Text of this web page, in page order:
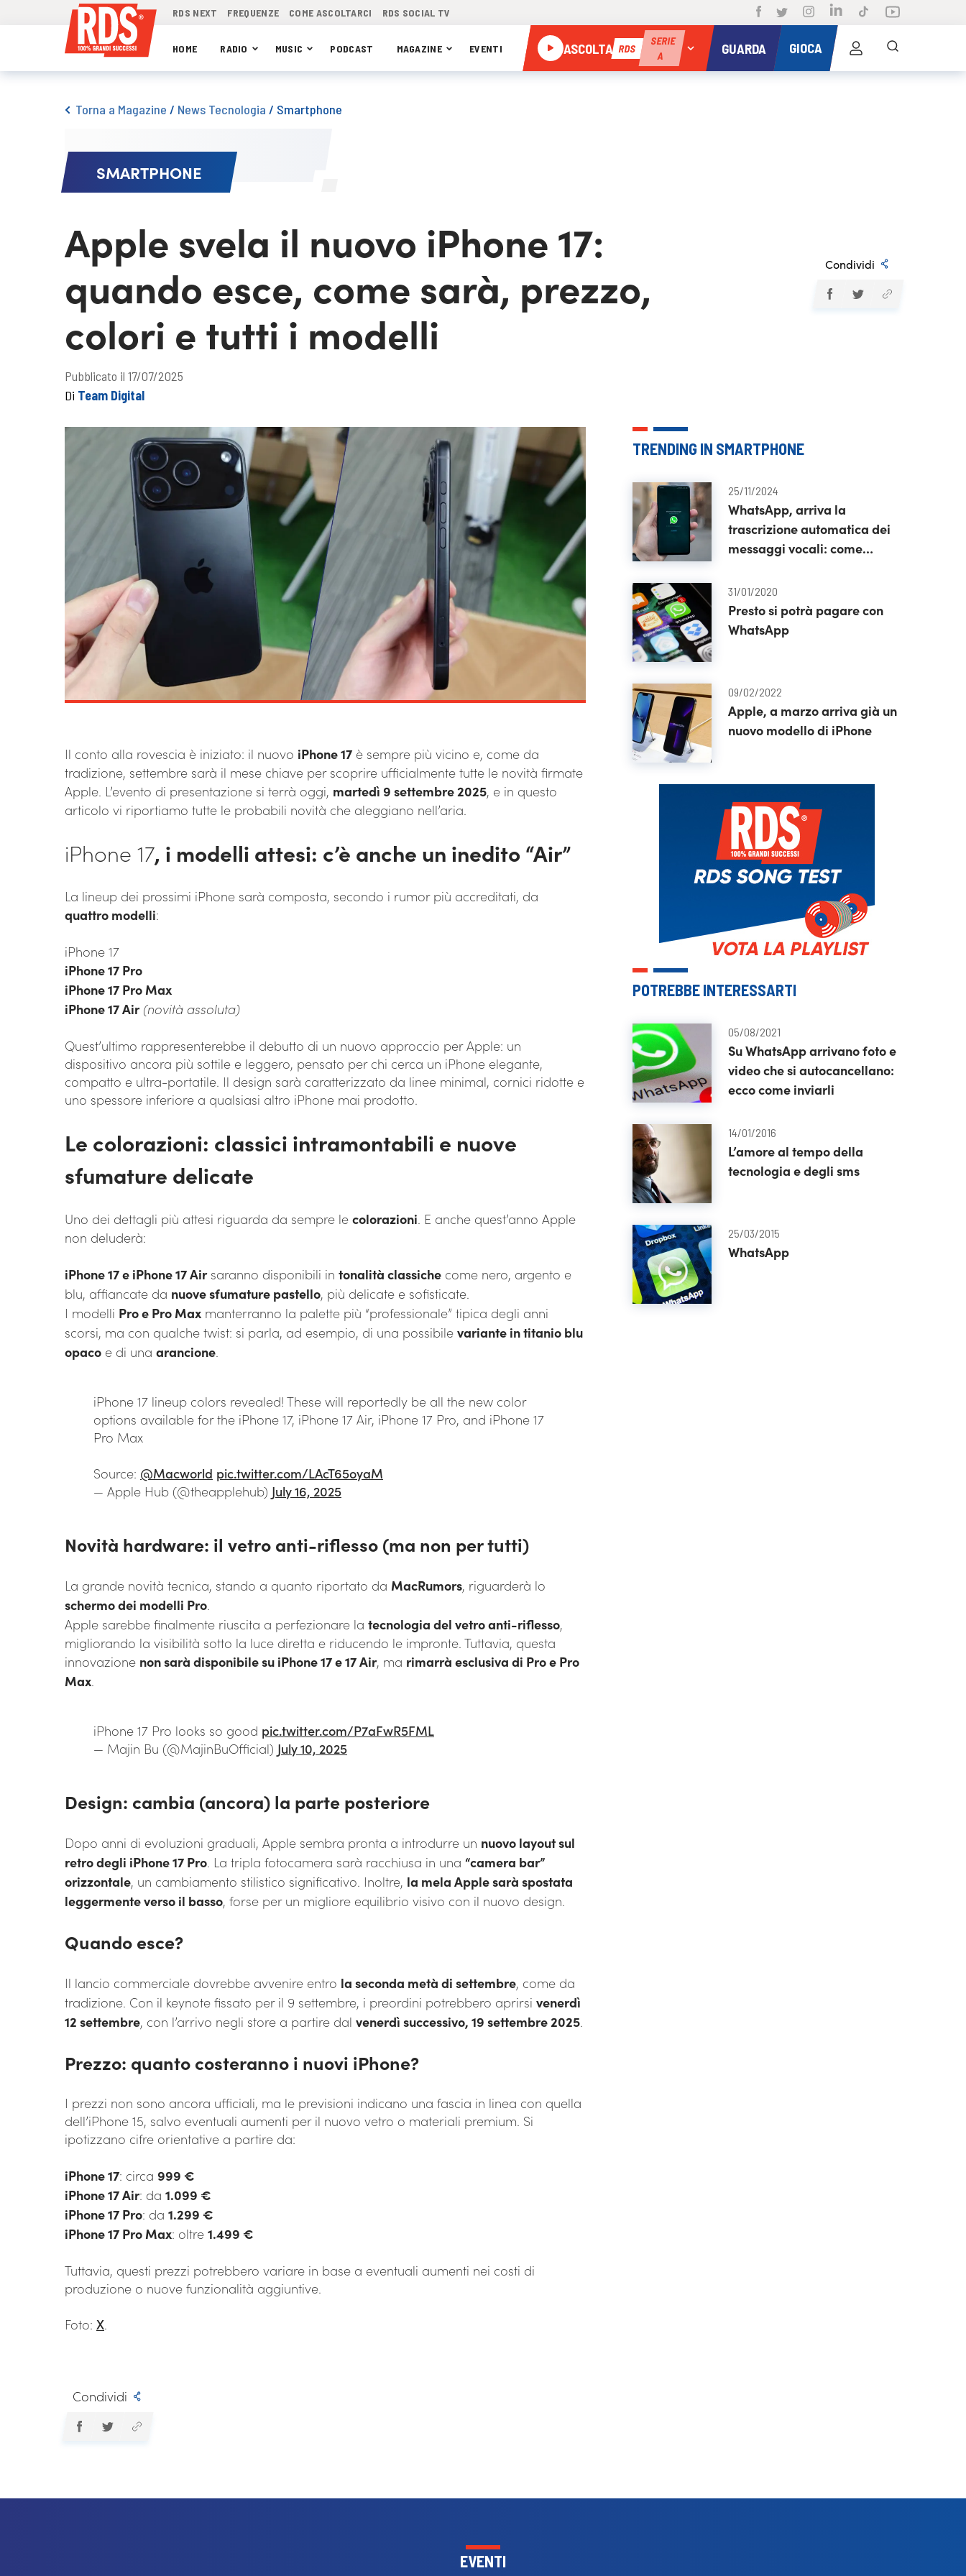
RDS NEXT FREQUENZE COME ASCOLTARCI RDS SOCIAL TV
HOME RADIO MUSIC PODCAST MAGAZINE EVENTI ASCOLTA RDS
SERIE
A
GUARDA GIOCA
Torna a Magazine / News Tecnologia / Smartphone
SMARTPHONE
Apple svela il nuovo iPhone 17:
quando esce, come sarà, prezzo,
colori e tutti i modelli
Condividi
Pubblicato il 17/07/2025
Di Team Digital
Il conto alla rovescia è iniziato: il nuovo iPhone 17 è sempre più vicino e, come da
tradizione, settembre sarà il mese chiave per scoprire ufficialmente tutte le novità firmate
Apple. L’evento di presentazione si terrà oggi, martedì 9 settembre 2025, e in questo
articolo vi riportiamo tutte le probabili novità che aleggiano nell’aria.
iPhone 17, i modelli attesi: c’è anche un inedito “Air”
La lineup dei prossimi iPhone sarà composta, secondo i rumor più accreditati, da
quattro modelli:
iPhone 17
iPhone 17 Pro
iPhone 17 Pro Max
iPhone 17 Air (novità assoluta)
Quest’ultimo rappresenterebbe il debutto di un nuovo approccio per Apple: un
dispositivo ancora più sottile e leggero, pensato per chi cerca un iPhone elegante,
compatto e ultra-portatile. Il design sarà caratterizzato da linee minimal, cornici ridotte e
uno spessore inferiore a qualsiasi altro iPhone mai prodotto.
Le colorazioni: classici intramontabili e nuove
sfumature delicate
Uno dei dettagli più attesi riguarda da sempre le colorazioni. E anche quest’anno Apple
non deluderà:
iPhone 17 e iPhone 17 Airsaranno disponibili in tonalità classiche come nero, argento e
blu, affiancate da nuove sfumature pastello, più delicate e sofisticate.
I modelli Pro e Pro Max manterranno la palette più “professionale” tipica degli anni
scorsi, ma con qualche twist: si parla, ad esempio, di una possibile variante in titanio blu
opaco e di una arancione.
iPhone 17 lineup colors revealed! These will reportedly be all the new color
options available for the iPhone 17, iPhone 17 Air, iPhone 17 Pro, and iPhone 17
Pro Max
Source: @Macworld pic.twitter.com/LAcT65oyaM
— Apple Hub (@theapplehub) July 16, 2025
Novità hardware: il vetro anti-riflesso (ma non per tutti)
La grande novità tecnica, stando a quanto riportato da MacRumors, riguarderà lo
schermo dei modelli Pro.
Apple sarebbe finalmente riuscita a perfezionare la tecnologia del vetro anti-riflesso,
migliorando la visibilità sotto la luce diretta e riducendo le impronte. Tuttavia, questa
innovazione non sarà disponibile su iPhone 17 e 17 Air, ma rimarrà esclusiva di Pro e Pro
Max.
iPhone 17 Pro looks so good pic.twitter.com/P7aFwR5FML
— Majin Bu (@MajinBuOfficial) July 10, 2025
Design: cambia (ancora) la parte posteriore
Dopo anni di evoluzioni graduali, Apple sembra pronta a introdurre un nuovo layout sul
retro degli iPhone 17 Pro. La tripla fotocamera sarà racchiusa in una “camera bar”
orizzontale, un cambiamento stilistico significativo. Inoltre, la mela Apple sarà spostata
leggermente verso il basso, forse per un migliore equilibrio visivo con il nuovo design.
Quando esce?
Il lancio commerciale dovrebbe avvenire entro la seconda metà di settembre, come da
tradizione. Con il keynote fissato per il 9 settembre, i preordini potrebbero aprirsi venerdì
12 settembre, con l’arrivo negli store a partire dal venerdì successivo, 19 settembre 2025.
Prezzo: quanto costeranno i nuovi iPhone?
I prezzi non sono ancora ufficiali, ma le previsioni indicano una fascia in linea con quella
dell’iPhone 15, salvo eventuali aumenti per il nuovo vetro o materiali premium. Si
ipotizzano cifre orientative a partire da:
iPhone 17: circa 999 €
iPhone 17 Air: da 1.099 €
iPhone 17 Pro: da 1.299 €
iPhone 17 Pro Max: oltre 1.499 €
Tuttavia, questi prezzi potrebbero variare in base a eventuali aumenti nei costi di
produzione o nuove funzionalità aggiuntive.
Foto: X.
Condividi
TRENDING IN SMARTPHONE
25/11/2024
WhatsApp, arriva la
trascrizione automatica dei
messaggi vocali: come
31/01/2020
Presto si potrà pagare con
WhatsApp
09/02/2022
Apple, a marzo arriva già un
nuovo modello di iPhone
POTREBBE INTERESSARTI
05/08/2021
Su WhatsApp arrivano foto e
video che si autocancellano:
ecco come inviarli
14/01/2016
L’amore al tempo della
tecnologia e degli sms
25/03/2015
WhatsApp
EVENTI